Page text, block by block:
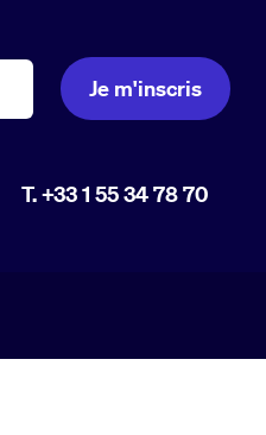
Je m'inscris
T. +33 1 55 34 78 70